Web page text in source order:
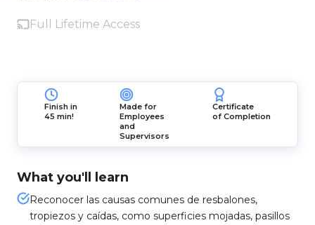
Full Lifetime Access
Finish in
45 min!
Made for
Employees
and
Supervisors
Certificate
of Completion
What you'll learn
Reconocer las causas comunes de resbalones,
tropiezos y caídas, como superficies mojadas, pasillos